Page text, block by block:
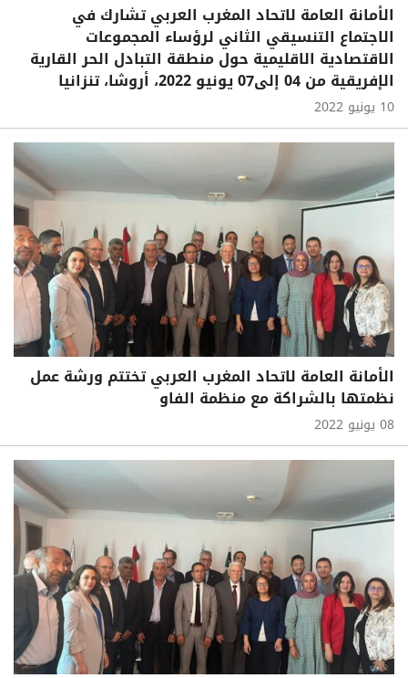
الأمانة العامة لاتحاد المغرب العربي تشارك في
الاجتماع التنسيقي الثاني لرؤساء المجموعات
الاقتصادية الاقليمية حول منطقة التبادل الحر القارية
الإفريقية من 04 إلى07 يونيو 2022، أروشا، تنزانيا
10 يونيو 2022
الأمانة العامة لاتحاد المغرب العربي تختتم ورشة عمل
نظمتها بالشراكة مع منظمة الفاو
08 يونيو 2022